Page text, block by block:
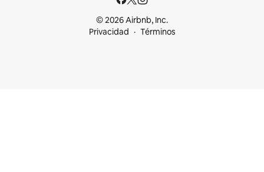
© 2026 Airbnb, Inc.
Privacidad
Términos